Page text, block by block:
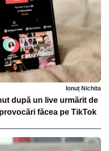
Ionuț Nichita
după un live urmărit de
făcea pe TikTok